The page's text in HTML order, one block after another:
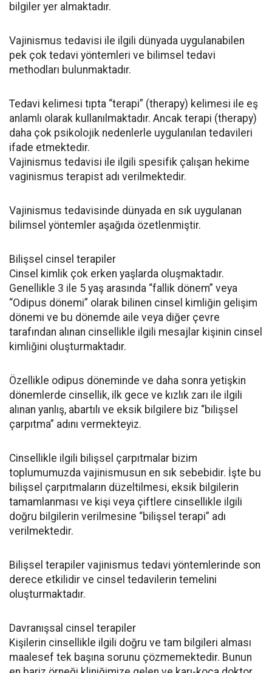
bilgiler yer almaktadır.
Vajinismus tedavisi ile ilgili dünyada uygulanabilen
pek çok tedavi yöntemleri ve bilimsel tedavi
methodları bulunmaktadır.
Tedavi kelimesi tıpta “terapi” (therapy) kelimesi ile eş
anlamlı olarak kullanılmaktadır. Ancak terapi (therapy)
daha çok psikolojik nedenlerle uygulanılan tedavileri
ifade etmektedir.
Vajinismus tedavisi ile ilgili spesifik çalışan hekime
vaginismus terapist adı verilmektedir.
Vajinismus tedavisinde dünyada en sık uygulanan
bilimsel yöntemler aşağıda özetlenmiştir.
Bilişsel cinsel terapiler
Cinsel kimlik çok erken yaşlarda oluşmaktadır.
Genellikle 3 ile 5 yaş arasında “fallik dönem” veya
“Odipus dönemi” olarak bilinen cinsel kimliğin gelişim
dönemi ve bu dönemde aile veya diğer çevre
tarafından alınan cinsellikle ilgili mesajlar kişinin cinsel
kimliğini oluşturmaktadır.
Özellikle odipus döneminde ve daha sonra yetişkin
dönemlerde cinsellik, ilk gece ve kızlık zarı ile ilgili
alınan yanlış, abartılı ve eksik bilgilere biz “bilişsel
çarpıtma” adını vermekteyiz.
Cinsellikle ilgili bilişsel çarpıtmalar bizim
toplumumuzda vajinismusun en sık sebebidir. İşte bu
bilişsel çarpıtmaların düzeltilmesi, eksik bilgilerin
tamamlanması ve kişi veya çiftlere cinsellikle ilgili
doğru bilgilerin verilmesine “bilişsel terapi” adı
verilmektedir.
Bilişsel terapiler vajinismus tedavi yöntemlerinde son
derece etkilidir ve cinsel tedavilerin temelini
oluşturmaktadır.
Davranışsal cinsel terapiler
Kişilerin cinsellikle ilgili doğru ve tam bilgileri alması
maalesef tek başına sorunu çözmemektedir. Bunun